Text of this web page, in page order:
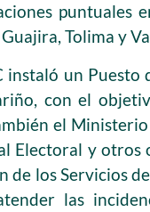
puntuales
Tolima y
un Puesto
con el
el
Electoral y otros
los Servicios
las